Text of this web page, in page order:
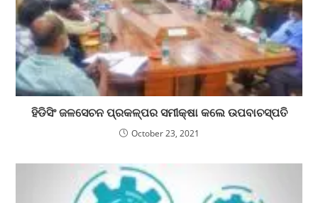
ହିଡିସିଂ ଜଳସେଚନ ପ୍ରକଳ୍ପର ସମୀକ୍ଷା କଲେ ଉପବାଚସ୍ପତି
October 23, 2021